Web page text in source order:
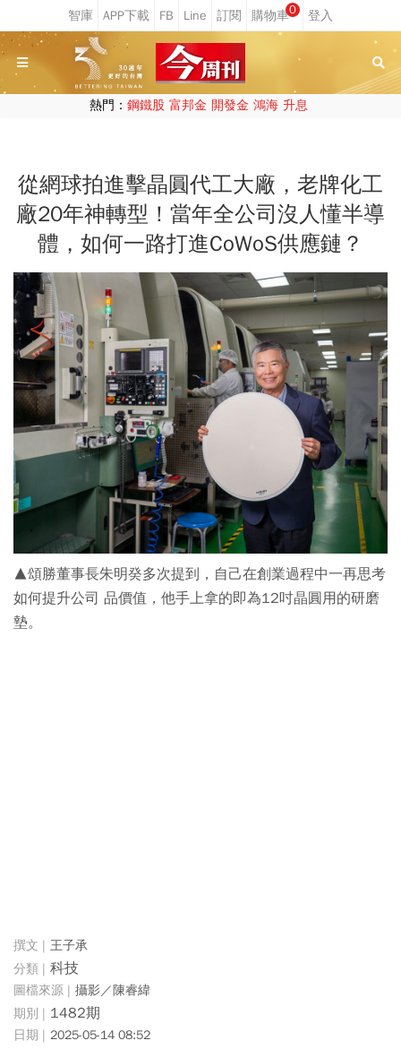
0
熱門： 鋼鐵股 富邦金 開發金 鴻海 升息
從網球拍進擊晶圓代工大廠，老牌化工
廠20年神轉型！當年全公司沒人懂半導
體，如何一路打進CoWoS供應鏈？
▲頌勝董事長朱明癸多次提到，自己在創業過程中一再思考
如何提升公司 品價值，他手上拿的即為12吋晶圓用的研磨
墊。
王子承
科技
攝影／陳睿緯
1482期
2025-05-14 08:52